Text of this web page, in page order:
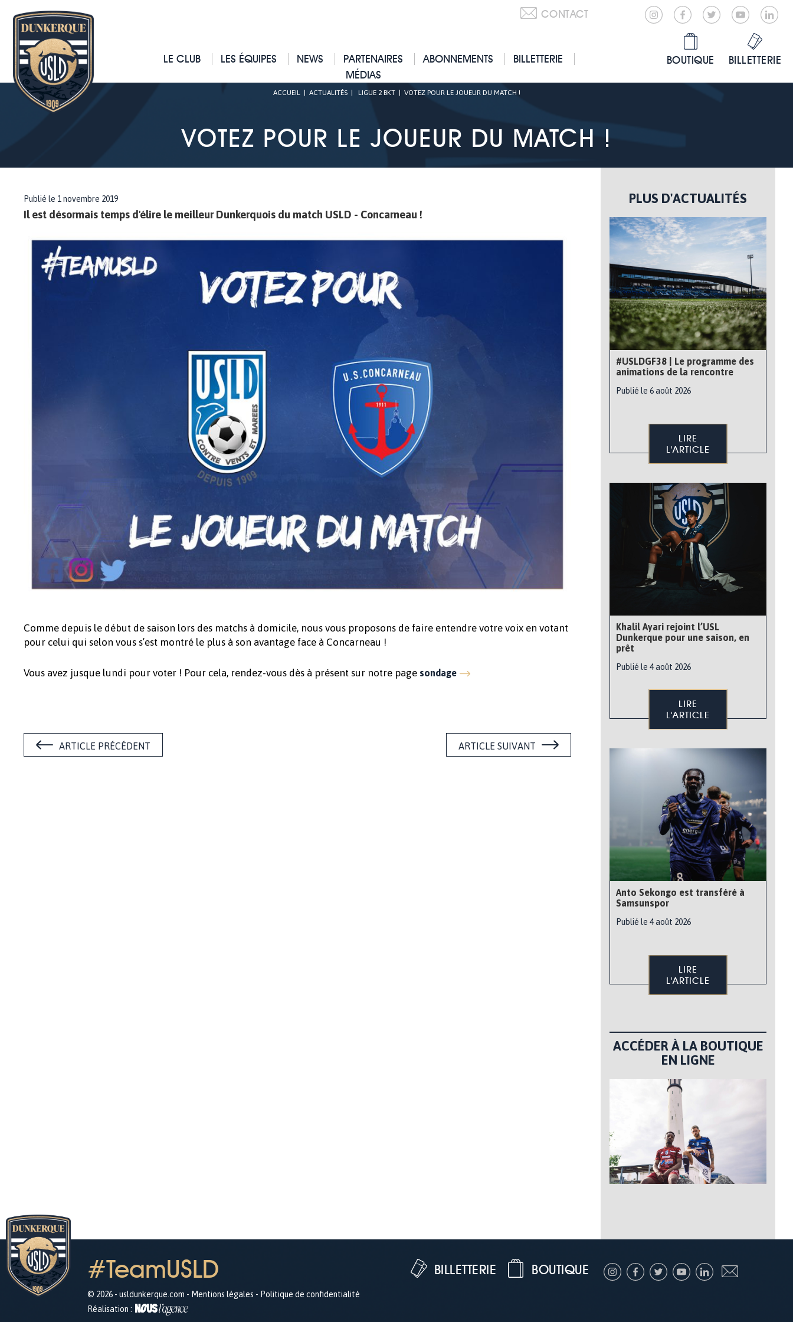
CONTACT
LE CLUB LES ÉQUIPES NEWS PARTENAIRES ABONNEMENTS
BILLETTERIE
MÉDIAS
BOUTIQUE BILLETTERIE
ACCUEIL| ACTUALITÉS| LIGUE 2 BKT| VOTEZ POUR LE JOUEUR DU MATCH !
VOTEZ POUR LE JOUEUR DU MATCH !
Publié le 1 novembre 2019
Il est désormais temps d'élire le meilleur Dunkerquois du match USLD - Concarneau !
Comme depuis le début de saison lors des matchs à domicile, nous vous proposons de faire entendre votre voix en votant
pour celui qui selon vous s’est montré le plus à son avantage face à Concarneau !
Vous avez jusque lundi pour voter ! Pour cela, rendez-vous dès à présent sur notre page sondage
ARTICLE PRÉCÉDENT ARTICLE SUIVANT
PLUS D'ACTUALITÉS
#USLDGF38 | Le programme des
animations de la rencontre
Publié le 6 août 2026
LIRE
L'ARTICLE
Khalil Ayari rejoint l’USL
Dunkerque pour une saison, en
prêt
Publié le 4 août 2026
LIRE
L'ARTICLE
Anto Sekongo est transféré à
Samsunspor
Publié le 4 août 2026
LIRE
L'ARTICLE
ACCÉDER À LA BOUTIQUE
EN LIGNE
#TeamUSLD
© 2026 - usldunkerque.com - Mentions légales - Politique de confidentialité
Réalisation :
BOUTIQUE
BILLETTERIE